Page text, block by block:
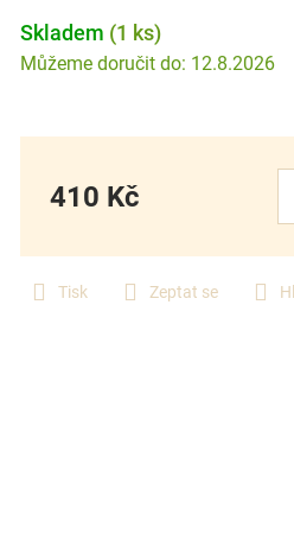
Tisk Zeptat se
Skladem (1 ks)
12.8.2026
410 Kč